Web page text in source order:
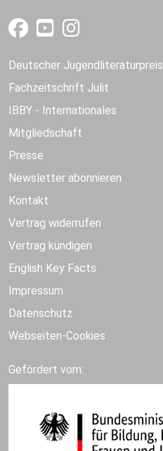
Deutscher Jugendliteraturpreis
Fachzeitschrift Julit
IBBY - Internationales
Mitgliedschaft
Presse
Newsletter abonnieren
Kontakt
Vertrag widerrufen
Vertrag kündigen
English Key Facts
Impressum
Datenschutz
Webseiten-Cookies
Gefördert vom: